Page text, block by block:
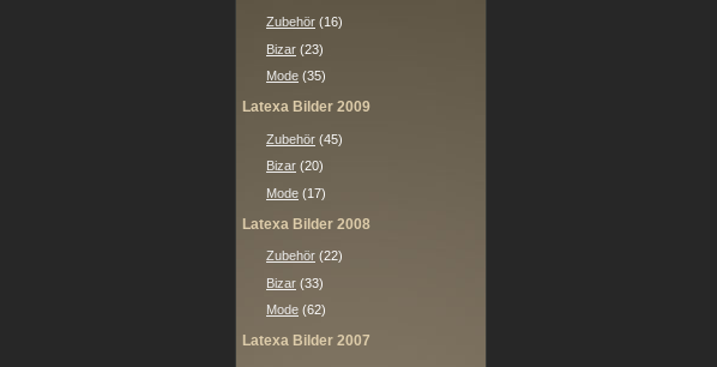
Zubehör (16)
Bizar (23)
Mode (35)
Latexa Bilder 2009
Zubehör (45)
Bizar (20)
Mode (17)
Latexa Bilder 2008
Zubehör (22)
Bizar (33)
Mode (62)
Latexa Bilder 2007